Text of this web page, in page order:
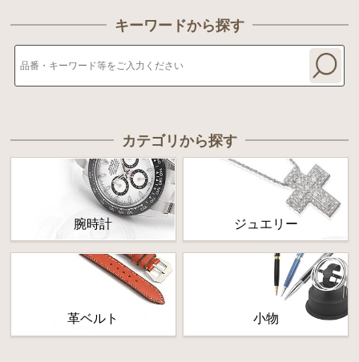
キーワードから探す
カテゴリから探す
腕時計 ジュエリー
革ベルト 小物